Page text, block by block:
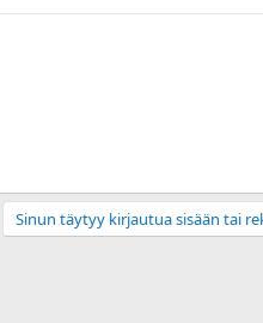
Sinun täytyy kirjautua sisään tai